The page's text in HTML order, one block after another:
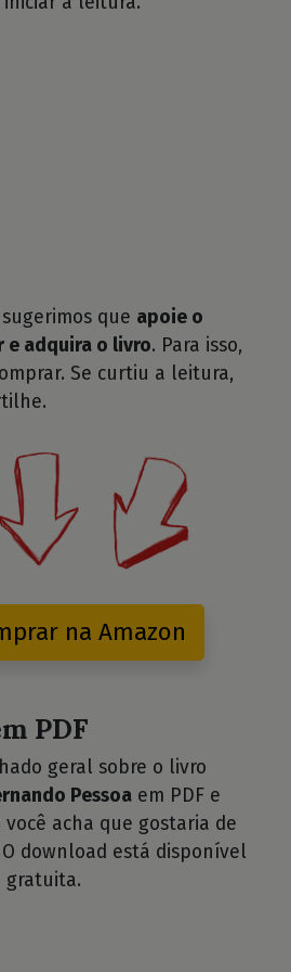
que apoie o
adquira o livro. Para isso,
Se curtiu a leitura,
na Amazon
PDF
geral sobre o livro
Pessoa em PDF e
acha que gostaria de
download está disponível
gratuita.